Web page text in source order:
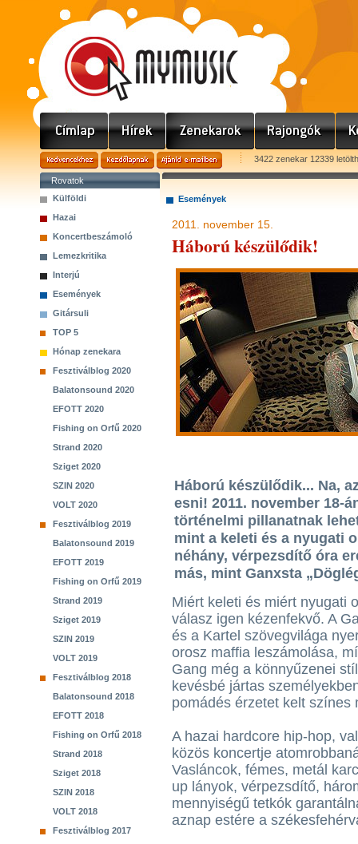
3422 zenekar 12339
Rovatok
Külföldi
Hazai
Koncertbeszámoló
Lemezkritika
Interjú
Események
Gitársuli
TOP 5
Hónap zenekara
Fesztiválblog 2020
Balatonsound 2020
EFOTT 2020
Fishing on Orfű 2020
Strand 2020
Sziget 2020
SZIN 2020
VOLT 2020
Fesztiválblog 2019
Balatonsound 2019
EFOTT 2019
Fishing on Orfű 2019
Strand 2019
Sziget 2019
SZIN 2019
VOLT 2019
Fesztiválblog 2018
Balatonsound 2018
EFOTT 2018
Fishing on Orfű 2018
Strand 2018
Sziget 2018
SZIN 2018
VOLT 2018
Fesztiválblog 2017
Események
2011. november 15.
Háború készülődik!
Háború készülődik... Na,
esni! 2011. november 18-
történelmi pillanatnak
mint a keleti és a nyugati
néhány, vérpezsdítő óra
más, mint Ganxsta
Miért keleti és miért nyugati
válasz igen kézenfekvő. A
és a Kartel szövegvilága
orosz maffia leszámolása,
Gang még a könnyűzenei
kevésbé jártas
pomádés érzetet kelt színes
A hazai hardcore hip-hop,
közös koncertje
Vasláncok, fémes, metál
up lányok, vérpezsdítő,
mennyiségű tetkók
aznap estére a